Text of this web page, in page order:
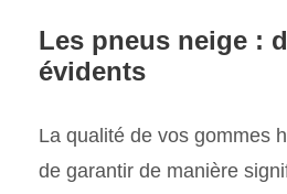
Les pneus neige :
évidents
La qualité de vos gommes
de garantir de manière